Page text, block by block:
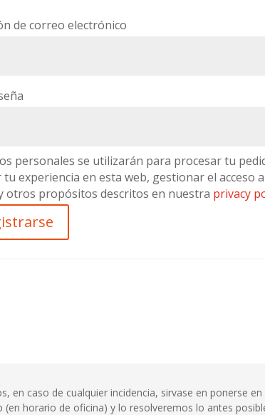
de correo electrónico
personales se utilizarán para procesar tu
experiencia en esta web, gestionar el acceso
otros propósitos descritos en nuestra privacy
en caso de cualquier incidencia, sirvase en ponerse en
horario de oficina) y lo resolveremos lo antes